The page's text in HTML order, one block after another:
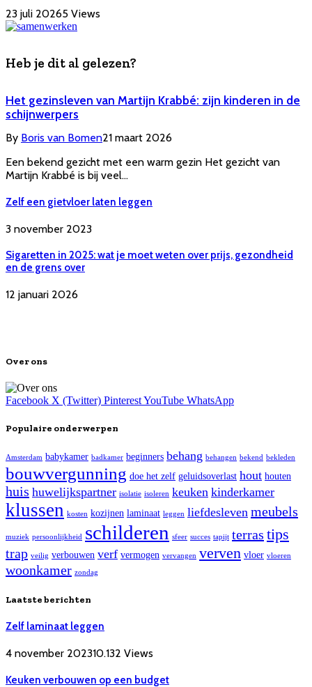
23 juli 20265 Views
Heb je dit al gelezen?
Het gezinsleven van Martijn Krabbé: zijn kinderen in de
schijnwerpers
By Boris van Bomen21 maart 2026
Een bekend gezicht met een warm gezin Het gezicht van
Martijn Krabbé is bij veel…
Zelf een gietvloer laten leggen
3 november 2023
Sigaretten in 2025: wat je moet weten over prijs, gezondheid
en de grens over
12 januari 2026
Over ons
Facebook X (Twitter) PinterestYouTube WhatsApp
Populaire onderwerpen
Amsterdam babykamer badkamer beginners behang behangen bekend bekleden
bouwvergunning doe het zelf geluidsoverlast hout houten
huis huwelijkspartner isolatie isoleren keuken kinderkamer
klussen kosten kozijnen laminaat leggen liefdesleven meubels
muziek persoonlijkheid schilderen sfeer succes tapijt terras tips
trap veilig verbouwen verf vermogen vervangen verven vloer vloeren
woonkamer zondag
Laatste berichten
Zelf laminaat leggen
4 november 202310.132 Views
Keuken verbouwen op een budget